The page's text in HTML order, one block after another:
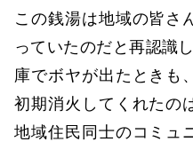
この銭湯は地域の皆さ
っていたのだと再認識
庫でボヤが出たときも
初期消火してくれたの
地域住民同士のコミュ